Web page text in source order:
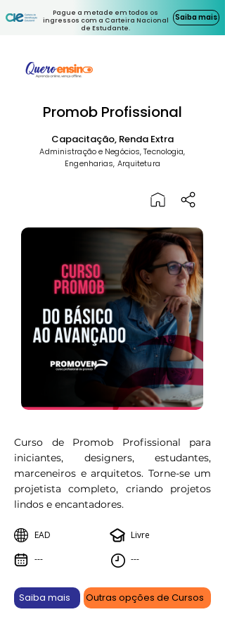
Pague a metade em todos os
ingressos com a Carteira Nacional
de Estudante.
Saiba mais
Promob Profissional
Capacitação, Renda Extra
Administração e Negócios, Tecnologia,
Engenharias, Arquitetura
Curso de Promob Profissional para
iniciantes, designers, estudantes,
marceneiros e arquitetos. Torne-se um
projetista completo, criando projetos
lindos e encantadores.
EAD
---
Livre
---
Saiba mais Outras opções de Cursos